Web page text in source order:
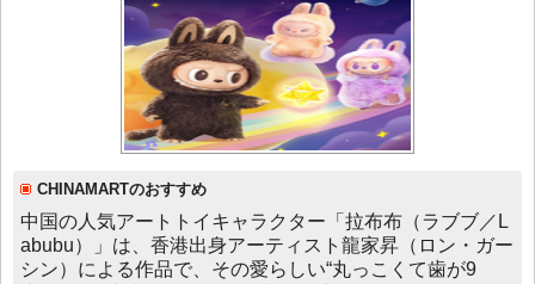
CHINAMARTのおすすめ
中国の人気アートトイキャラクター「拉布布（ラブブ／L
abubu）」は、香港出身アーティスト龍家昇（ロン・ガー
シン）による作品で、その愛らしい“丸っこくて歯が9